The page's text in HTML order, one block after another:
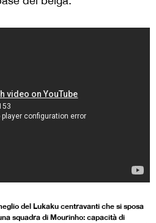
del Lukaku centravanti che si sposa
squadra di Mourinho: capacità di